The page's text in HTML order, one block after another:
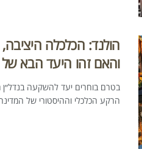
הולנד: הכלכלה
והאם זהו היעד הבא
בטרם בוחרים יעד להשקעה
הרקע הכלכלי וההיסטורי של